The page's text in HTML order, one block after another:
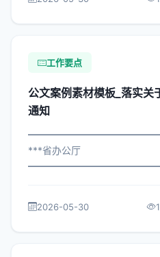
构： 为深入贯彻落实习近平
工作要点
公文案例素材模板_落实关
通知
***省办公厅
属机构： 为深入贯彻落实习
2026-05-30